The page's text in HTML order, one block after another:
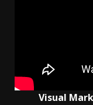
Visual